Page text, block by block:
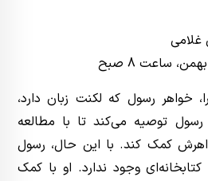
غلامی
خواهر رسول که لکنت زبان دارد،
توصیه می‌کند تا با مطالعه
کمک کند. با این حال، رسول
وجود ندارد. او با کمک